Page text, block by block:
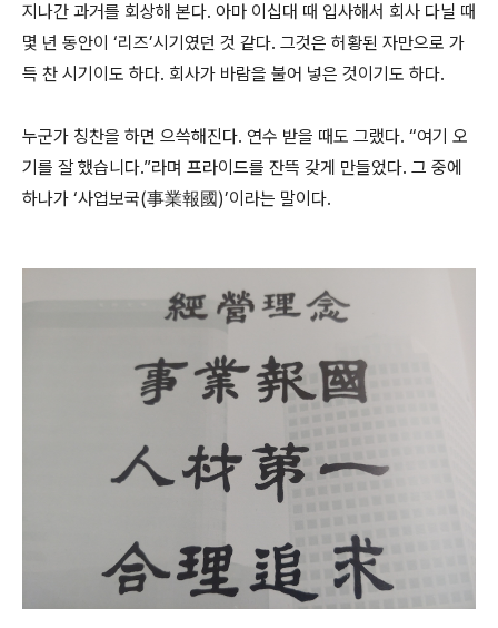
지나간 과거를 회상해 본다. 아마 이십대 때 입사해서 회사 다닐 때
몇 년 동안이 ‘리즈’시기였던 것 같다. 그것은 허황된 자만으로 가
득 찬 시기이도 하다. 회사가 바람을 불어 넣은 것이기도 하다.
누군가 칭찬을 하면 으쓱해진다. 연수 받을 때도 그랬다. “여기 오
기를 잘 했습니다.”라며 프라이드를 잔뜩 갖게 만들었다. 그 중에
하나가 ‘사업보국(事業報國)’이라는 말이다.